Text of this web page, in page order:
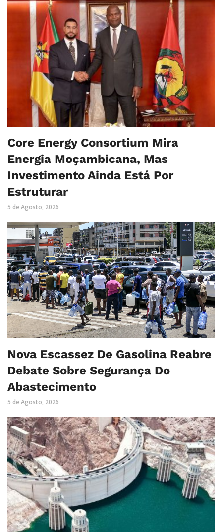
Core Energy Consortium Mira
Energia Moçambicana, Mas
Investimento Ainda Está Por
Estruturar
5 de Agosto, 2026
Nova Escassez De Gasolina Reabre
Debate Sobre Segurança Do
Abastecimento
5 de Agosto, 2026